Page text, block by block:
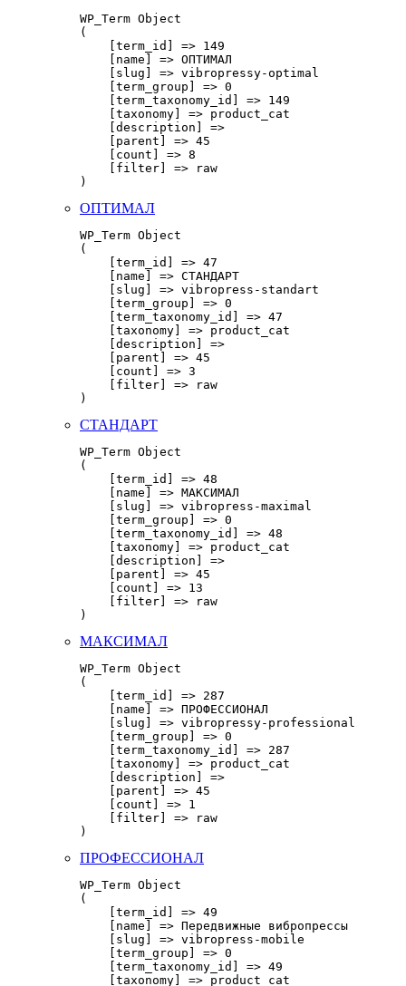
WP_Term Object
(
    [term_id] => 149
    [name] => ОПТИМАЛ
    [slug] => vibropressy-optimal
    [term_group] => 0
    [term_taxonomy_id] => 149
    [taxonomy] => product_cat
    [description] =>
    [parent] => 45
    [count] => 8
    [filter] => raw
ОПТИМАЛ
WP_Term Object
(
    [term_id] => 47
    [name] => СТАНДАРТ
    [slug] => vibropress-standart
    [term_group] => 0
    [term_taxonomy_id] => 47
    [taxonomy] => product_cat
    [description] =>
    [parent] => 45
    [count] => 3
    [filter] => raw
СТАНДАРТ
WP_Term Object
(
    [term_id] => 48
    [name] => МАКСИМАЛ
    [slug] => vibropress-maximal
    [term_group] => 0
    [term_taxonomy_id] => 48
    [taxonomy] => product_cat
    [description] =>
    [parent] => 45
    [count] => 13
    [filter] => raw
МАКСИМАЛ
WP_Term Object
(
    [term_id] => 287
    [name] => ПРОФЕССИОНАЛ
    [slug] => vibropressy-professional
    [term_group] => 0
    [term_taxonomy_id] => 287
    [taxonomy] => product_cat
    [description] =>
    [parent] => 45
    [count] => 1
    [filter] => raw
ПРОФЕССИОНАЛ
WP_Term Object
(
    [term_id] => 49
    [name] => Передвижные вибропрессы
    [slug] => vibropress-mobile
    [term_group] => 0
    [term_taxonomy_id] => 49
    [taxonomy] => product_cat